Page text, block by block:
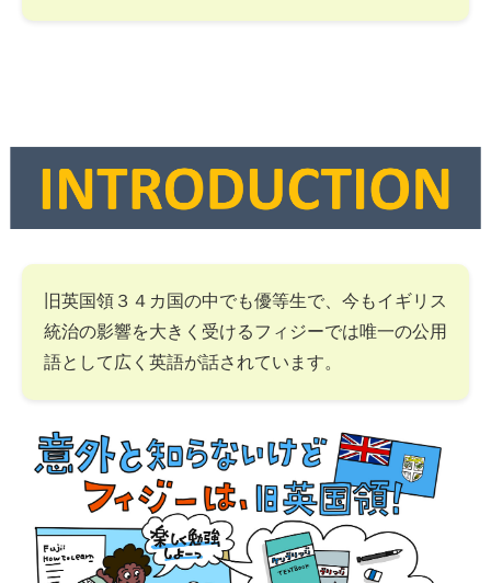
旧英国領３４カ国の中でも優等生で、今もイギリス
統治の影響を大きく受けるフィジーでは唯一の公用
語として広く英語が話されています。